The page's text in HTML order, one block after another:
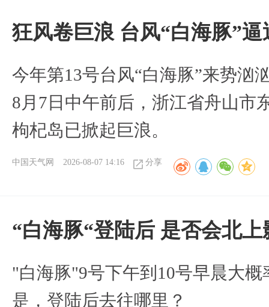
狂风卷巨浪 台风“白海豚”
今年第13号台风“白海豚”来势汹
8月7日中午前后，浙江省舟山市
枸杞岛已掀起巨浪。
中国天气网 2026-08-07 14:16 分享
“白海豚“登陆后 是否会北
"白海豚"9号下午到10号早晨大
是，登陆后去往哪里？